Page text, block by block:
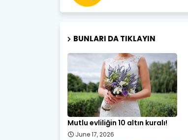
BUNLARI DA TIKLAYIN
Mutlu evliliğin 10 altın kuralı!
June 17, 2026